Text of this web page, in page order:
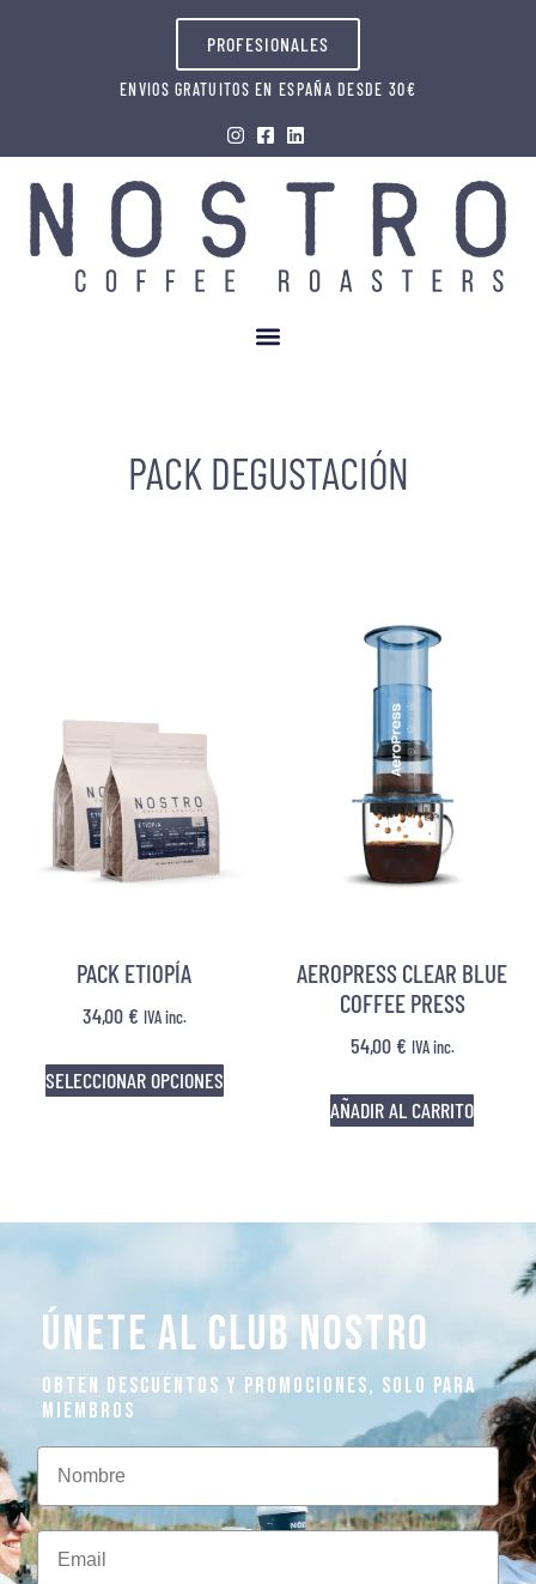
PROFESIONALES
ENVIOS GRATUITOS EN ESPAÑA DESDE 30€
PACK DEGUSTACIÓN
PACK ETIOPÍA
34,00€ IVA inc.
SELECCIONAR OPCIONES
AEROPRESS CLEAR BLUE
COFFEE PRESS
54,00€ IVA inc.
AÑADIR AL CARRITO
ÚNETE AL CLUB NOSTRO
OBTEN DESCUENTOS Y PROMOCIONES, SOLO PARA
MIEMBROS
Nombre
Email